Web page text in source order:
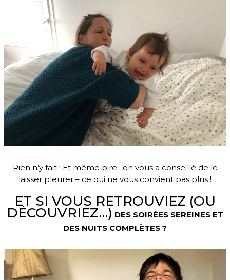
Rien n’y fait ! Et même pire : on vous a conseillé de le
laisser pleurer – ce qui ne vous convient pas plus !
ET SI VOUS RETROUVIEZ (OU
DÉCOUVRIEZ…) DES SOIRÉES SEREINES ET
DES NUITS COMPLÈTES ?